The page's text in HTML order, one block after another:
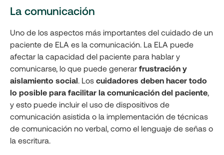
La comunicación
Uno de los aspectos más importantes del cuidado de un
paciente de ELA es la comunicación. La ELA puede
afectar la capacidad del paciente para hablar y
comunicarse, lo que puede generar frustración y
aislamiento social . Los cuidadores deben hacer todo
lo posible para facilitar la comunicación del paciente
y esto puede incluir el uso de dispositivos de
comunicación asistida o la implementación de técnicas
de comunicación no verbal, como el lenguaje de señas o
la escritura.